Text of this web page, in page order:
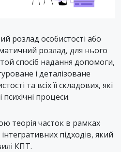
розлад особистості або
розлад, для нього
спосіб надання допомоги,
і деталізоване
та всіх її складових, які
процеси.
теорія часток в рамках
підходів, який
КПТ.